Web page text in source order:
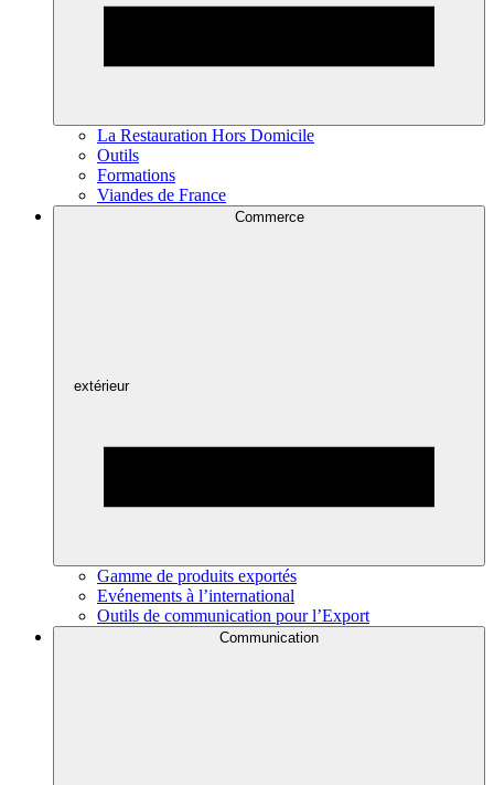
La Restauration Hors Domicile
Outils
Formations
Viandes de France
Commerce
extérieur
Gamme de produits exportés
Evénements à l’international
Outils de communication pour l’Export
Communication